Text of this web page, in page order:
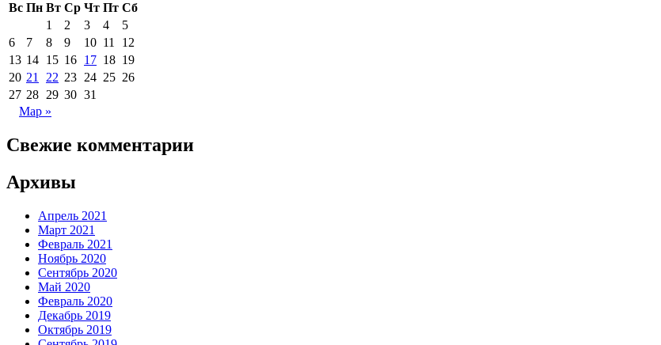
Вс Пн Вт Ср Чт Пт Сб
1
2 3 4
5
6
7 8 9 10 11
12
13 14 15 16 17 18 19
20 21 22 23 24 25 26
27 28 29 30 31
Мар »
Свежие комментарии
Архивы
Апрель 2021
Март 2021
Февраль 2021
Ноябрь 2020
Сентябрь 2020
Май 2020
Февраль 2020
Декабрь 2019
Октябрь 2019